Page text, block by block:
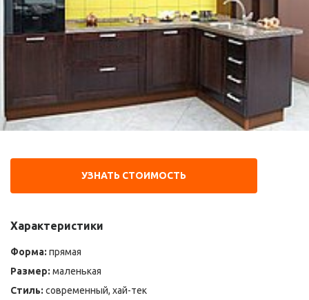
УЗНАТЬ СТОИМОСТЬ
Характеристики
Форма: прямая
Размер: маленькая
Стиль: современный, хай-тек